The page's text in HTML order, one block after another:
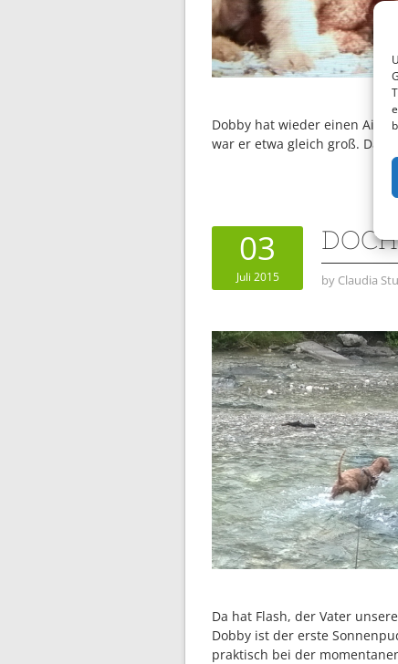
Dobby hat wieder einen
war er etwa gleich groß. Das
03
Juli 2015 by Claudia
Da hat Flash, der Vater
Dobby ist der erste
praktisch bei der